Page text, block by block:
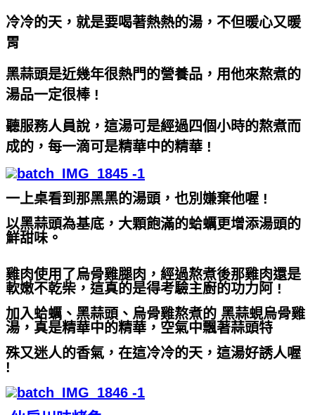
冷冷的天，就是要喝著熱熱的湯，不但暖心又暖
胃
黑蒜頭是近幾年很熱門的營養品，用他來熬煮的
湯品一定很棒 !
聽服務人員說，這湯可是經過四個小時的熬煮而
成的，每一滴可是精華中的精華 !
一上桌看到那黑黑的湯頭，也別嫌棄他喔 !
以黑蒜頭為基底，大顆飽滿的蛤蠣更增添湯頭的
鮮甜味。
雞肉使用了烏骨雞腿肉，經過熬煮後那雞肉還是
軟嫩不乾柴，這真的是得考驗主廚的功力阿 !
加入蛤蠣、黑蒜頭、烏骨雞熬煮的 黑蒜蜆烏骨雞
湯，真是精華中的精華，空氣中飄著蒜頭特
殊又迷人的香氣，在這冷冷的天，這湯好誘人喔
!